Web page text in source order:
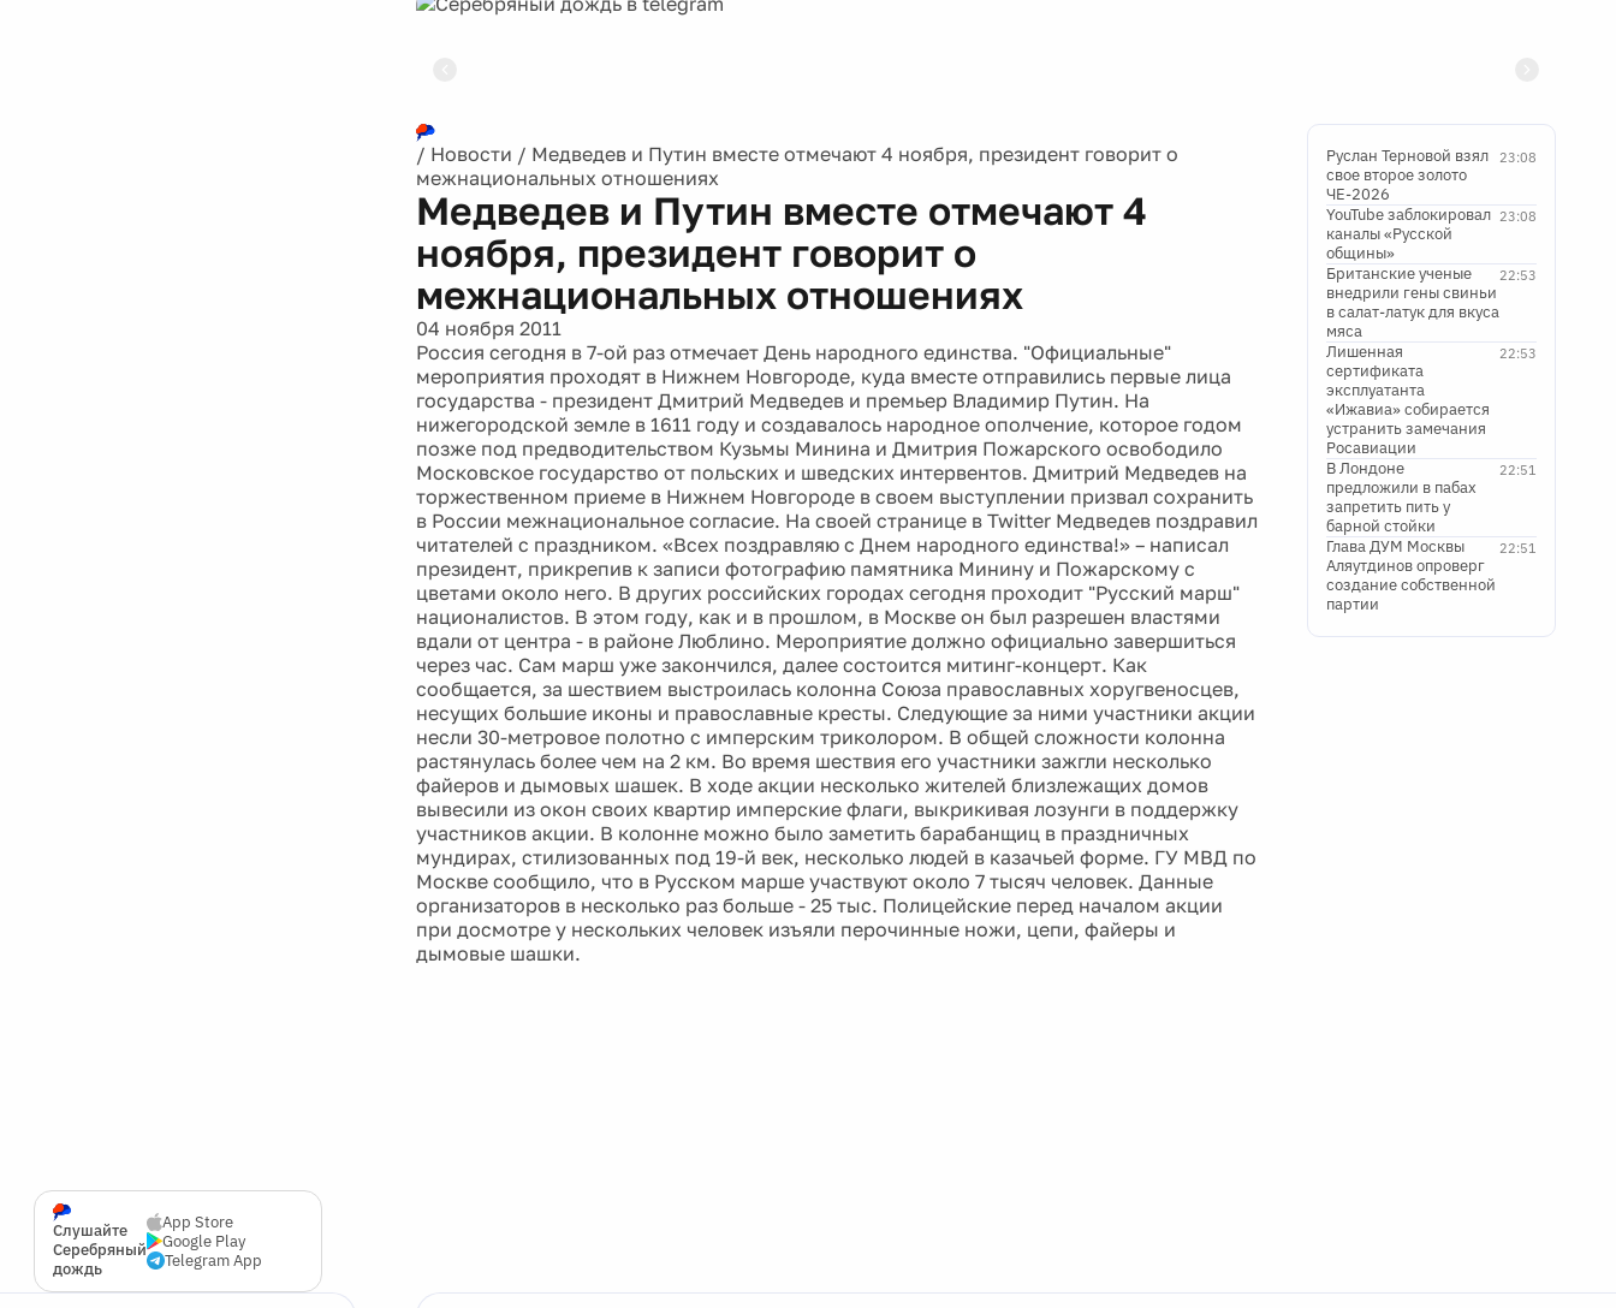
Слушайте
Серебряный
дождь
App Store
Google Play
Telegram App
/ Новости / Медведев и Путин вместе отмечают 4 ноября, президент говорит о
межнациональных отношениях
Медведев и Путин вместе отмечают 4
ноября, президент говорит о
межнациональных отношениях
04 ноября 2011
Россия сегодня в 7-ой раз отмечает День народного единства. "Официальные"
мероприятия проходят в Нижнем Новгороде, куда вместе отправились первые лица
государства - президент Дмитрий Медведев и премьер Владимир Путин. На
нижегородской земле в 1611 году и создавалось народное ополчение, которое годом
позже под предводительством Кузьмы Минина и Дмитрия Пожарского освободило
Московское государство от польских и шведских интервентов. Дмитрий Медведев на
торжественном приеме в Нижнем Новгороде в своем выступлении призвал сохранить
в России межнациональное согласие. На своей странице в Twitter Медведев поздравил
читателей с праздником. «Всех поздравляю с Днем народного единства!» – написал
президент, прикрепив к записи фотографию памятника Минину и Пожарскому с
цветами около него. В других российских городах сегодня проходит "Русский марш"
националистов. В этом году, как и в прошлом, в Москве он был разрешен властями
вдали от центра - в районе Люблино. Мероприятие должно официально завершиться
через час. Сам марш уже закончился, далее состоится митинг-концерт. Как
сообщается, за шествием выстроилась колонна Союза православных хоругвеносцев,
несущих большие иконы и православные кресты. Следующие за ними участники акции
несли 30-метровое полотно с имперским триколором. В общей сложности колонна
растянулась более чем на 2 км. Во время шествия его участники зажгли несколько
файеров и дымовых шашек. В ходе акции несколько жителей близлежащих домов
вывесили из окон своих квартир имперские флаги, выкрикивая лозунги в поддержку
участников акции. В колонне можно было заметить барабанщиц в праздничных
мундирах, стилизованных под 19-й век, несколько людей в казачьей форме. ГУ МВД по
Москве сообщило, что в Русском марше участвуют около 7 тысяч человек. Данные
организаторов в несколько раз больше - 25 тыс. Полицейские перед началом акции
при досмотре у нескольких человек изъяли перочинные ножи, цепи, файеры и
дымовые шашки.
23:08
Руслан Терновой взял
свое второе золото
ЧЕ-2026
23:08
YouTube заблокировал
каналы «Русской
общины»
22:53
Британские ученые
внедрили гены свиньи
в салат-латук для вкуса
мяса
22:53
Лишенная
сертификата
эксплуатанта
«Ижавиа» собирается
устранить замечания
Росавиации
22:51
В Лондоне
предложили в пабах
запретить пить у
барной стойки
22:51
Глава ДУМ Москвы
Аляутдинов опроверг
создание собственной
партии